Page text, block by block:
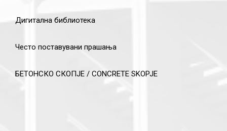
Дигитална библиотека
Често поставувани прашања
БЕТОНСКО СКОПЈЕ / CONCRETE SKOPJE